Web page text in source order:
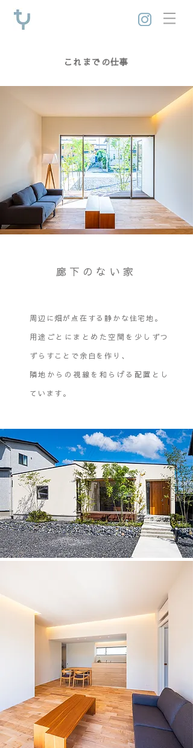
これまでの仕事
廊下のない家
周辺に畑が点在する静かな住宅地。
用途ごとにまとめた空間を少しずつ
ずらすことで余白を作り、
隣地からの視線を和らげる配置とし
ています。